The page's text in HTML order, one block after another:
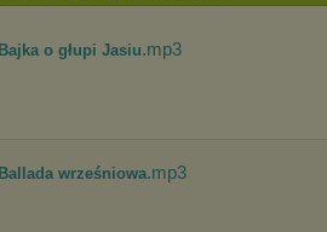
o głupi Jasiu.mp3
wrześniowa.mp3